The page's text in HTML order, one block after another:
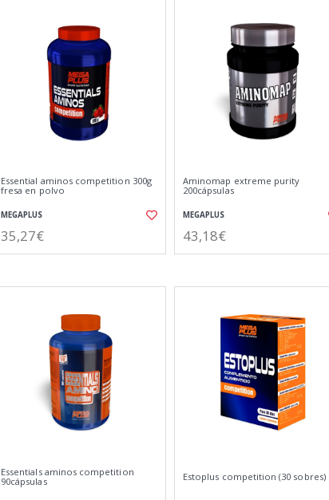
Essential aminos competition 300g
fresa en polvo
MEGAPLUS
35,27€
Aminomap extreme purity
200cápsulas
MEGAPLUS
43,18€
Essentials aminos competition
90cápsulas
Estoplus competition (30 sobres)